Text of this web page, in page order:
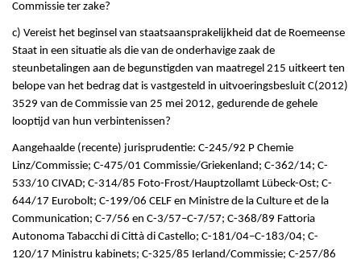
Commissie ter zake?
c) Vereist het beginsel van staatsaansprakelijkheid dat de Roemeense
Staat in een situatie als die van de onderhavige zaak de
steunbetalingen aan de begunstigden van maatregel 215 uitkeert ten
belope van het bedrag dat is vastgesteld in uitvoeringsbesluit C(2012)
3529 van de Commissie van 25 mei 2012, gedurende de gehele
looptijd van hun verbintenissen?
Aangehaalde (recente) jurisprudentie: C-245/92 P Chemie
Linz/Commissie; C-475/01 Commissie/Griekenland; C-362/14; C-
533/10 CIVAD; C-314/85 Foto-Frost/Hauptzollamt Lübeck-Ost; C-
644/17 Eurobolt; C-199/06 CELF en Ministre de la Culture et de la
Communication; C-7/56 en C-3/57–C-7/57; C-368/89 Fattoria
Autonoma Tabacchi di Città di Castello; C-181/04–C-183/04; C-
120/17 Ministru kabinets; C-325/85 Ierland/Commissie; C-257/86